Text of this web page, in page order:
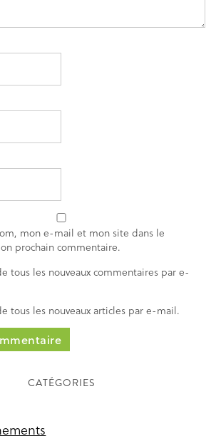
mon e-mail et mon site dans le
prochain commentaire.
tous les nouveaux commentaires par e-
tous les nouveaux articles par e-mail.
CATÉGORIES